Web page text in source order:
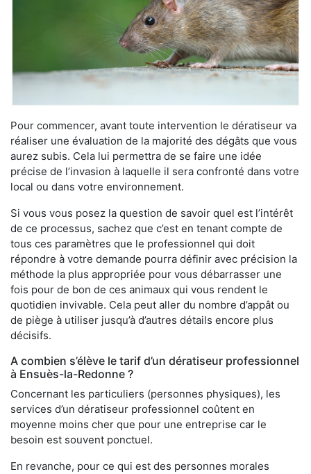
Pour commencer, avant toute intervention le dératiseur va
réaliser une évaluation de la majorité des dégâts que vous
aurez subis. Cela lui permettra de se faire une idée
précise de l’invasion à laquelle il sera confronté dans votre
local ou dans votre environnement.
Si vous vous posez la question de savoir quel est l’intérêt
de ce processus, sachez que c’est en tenant compte de
tous ces paramètres que le professionnel qui doit
répondre à votre demande pourra définir avec précision la
méthode la plus appropriée pour vous débarrasser une
fois pour de bon de ces animaux qui vous rendent le
quotidien invivable. Cela peut aller du nombre d’appât ou
de piège à utiliser jusqu’à d’autres détails encore plus
décisifs.
A combien s’élève le tarif d’un dératiseur professionnel
à Ensuès-la-Redonne ?
Concernant les particuliers (personnes physiques), les
services d’un dératiseur professionnel coûtent en
moyenne moins cher que pour une entreprise car le
besoin est souvent ponctuel.
En revanche, pour ce qui est des personnes morales